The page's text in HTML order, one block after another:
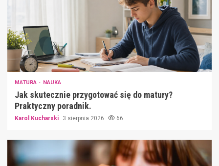
MATURA NAUKA
Jak skutecznie przygotować się do matury?
Praktyczny poradnik.
Karol Kucharski 3 sierpnia 2026 66